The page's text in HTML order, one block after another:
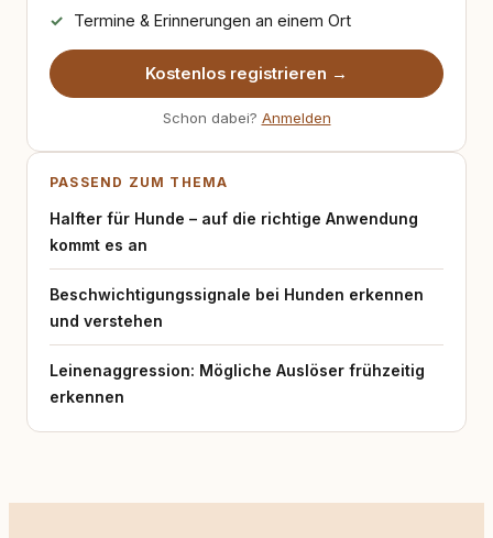
Termine & Erinnerungen an einem Ort
Kostenlos registrieren →
Schon dabei? Anmelden
PASSEND ZUM THEMA
Halfter für Hunde – auf die richtige Anwendung
kommt es an
Beschwichtigungssignale bei Hunden erkennen
und verstehen
Leinenaggression: Mögliche Auslöser frühzeitig
erkennen